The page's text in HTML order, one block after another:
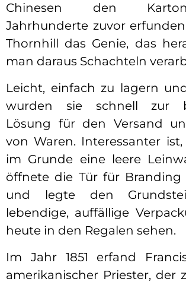
Chinesen den
Jahrhunderte zuvor
Thornhill das Genie, das
man daraus Schachteln
Leicht, einfach zu lagern
wurden sie schnell zur
Lösung für den Versand
von Waren. Interessanter
im Grunde eine leere
öffnete die Tür für Branding
und legte den
lebendige, auffällige
heute in den Regalen sehen.
Im Jahr 1851 erfand
amerikanischer Priester, der